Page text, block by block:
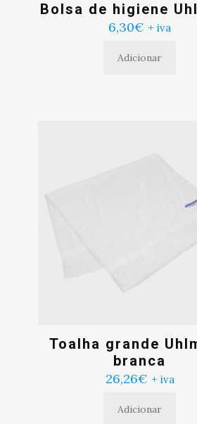
Bolsa de higiene
6,30€ + iva
Adicionar
Toalha grande
branca
26,26€ + iva
Adicionar